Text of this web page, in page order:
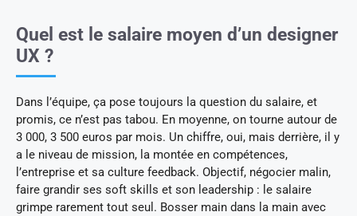
Quel est le salaire moyen d’un designer
UX ?
Dans l’équipe, ça pose toujours la question du salaire, et
promis, ce n’est pas tabou. En moyenne, on tourne autour de
3 000, 3 500 euros par mois. Un chiffre, oui, mais derrière, il y
a le niveau de mission, la montée en compétences,
l’entreprise et sa culture feedback. Objectif, négocier malin,
faire grandir ses soft skills et son leadership : le salaire
grimpe rarement tout seul. Bosser main dans la main avec